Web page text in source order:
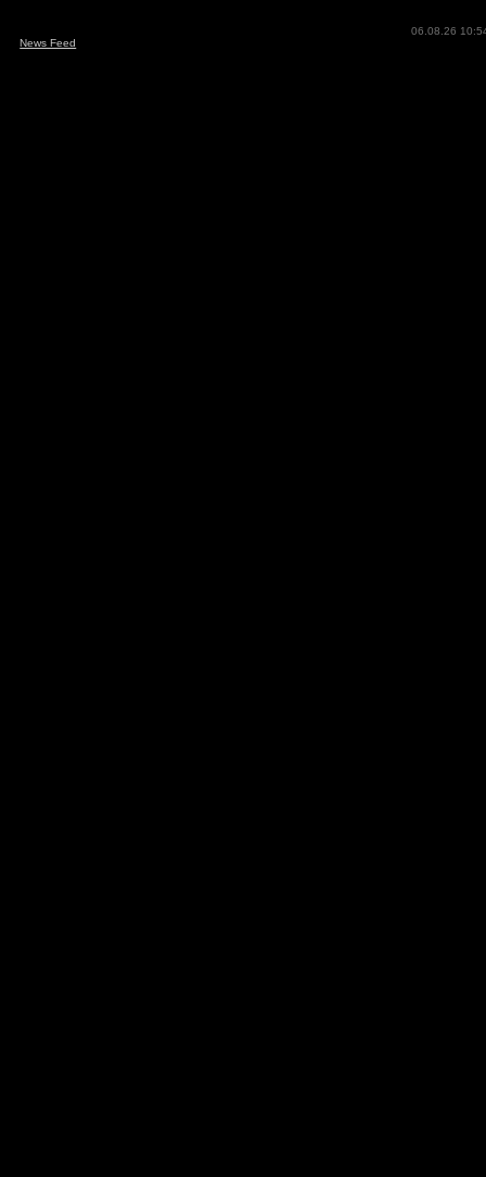
06.08.26
News Feed